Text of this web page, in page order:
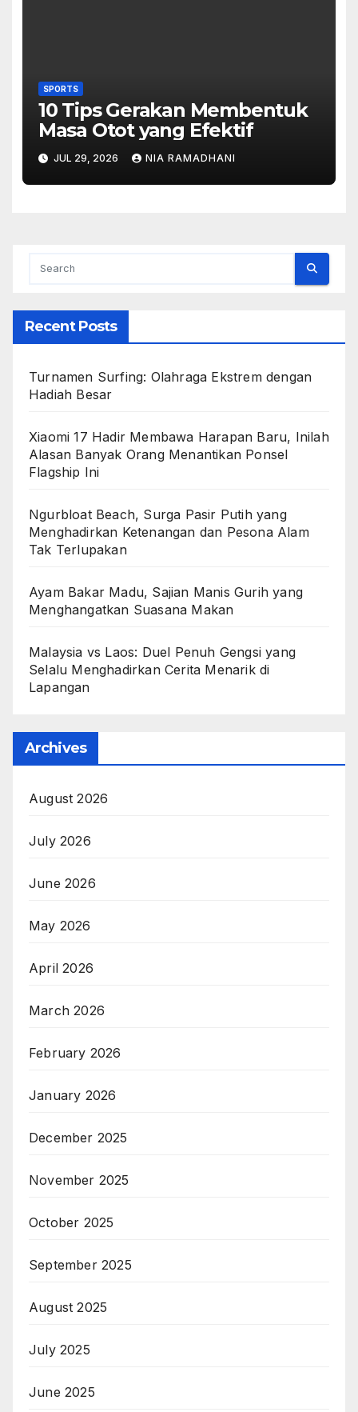
SPORTS
10 Tips Gerakan Membentuk
Masa Otot yang Efektif
JUL 29, 2026 NIA RAMADHANI
Recent Posts
Turnamen Surfing: Olahraga Ekstrem dengan
Hadiah Besar
Xiaomi 17 Hadir Membawa Harapan Baru, Inilah
Alasan Banyak Orang Menantikan Ponsel
Flagship Ini
Ngurbloat Beach, Surga Pasir Putih yang
Menghadirkan Ketenangan dan Pesona Alam
Tak Terlupakan
Ayam Bakar Madu, Sajian Manis Gurih yang
Menghangatkan Suasana Makan
Malaysia vs Laos: Duel Penuh Gengsi yang
Selalu Menghadirkan Cerita Menarik di
Lapangan
Archives
August 2026
July 2026
June 2026
May 2026
April 2026
March 2026
February 2026
January 2026
December 2025
November 2025
October 2025
September 2025
August 2025
July 2025
June 2025